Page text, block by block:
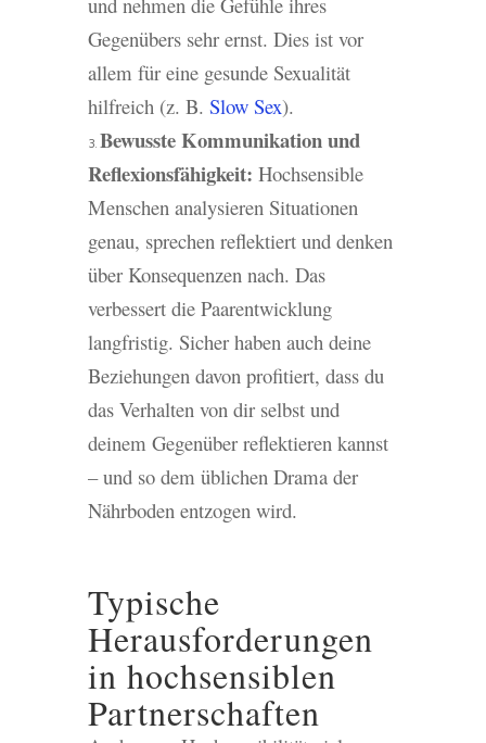
Gegenübers sehr ernst. Dies ist vor
allem für eine gesunde Sexualität
hilfreich (z. B. Slow Sex).
Bewusste Kommunikation und
Reflexionsfähigkeit: Hochsensible
Menschen analysieren Situationen
genau, sprechen reflektiert und denken
über Konsequenzen nach. Das
verbessert die Paarentwicklung
langfristig. Sicher haben auch deine
Beziehungen davon profitiert, dass du
das Verhalten von dir selbst und
deinem Gegenüber reflektieren kannst
– und so dem üblichen Drama der
Nährboden entzogen wird.
Typische
Herausforderungen
in hochsensiblen
Partnerschaften